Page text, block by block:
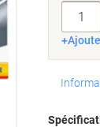
Quantité